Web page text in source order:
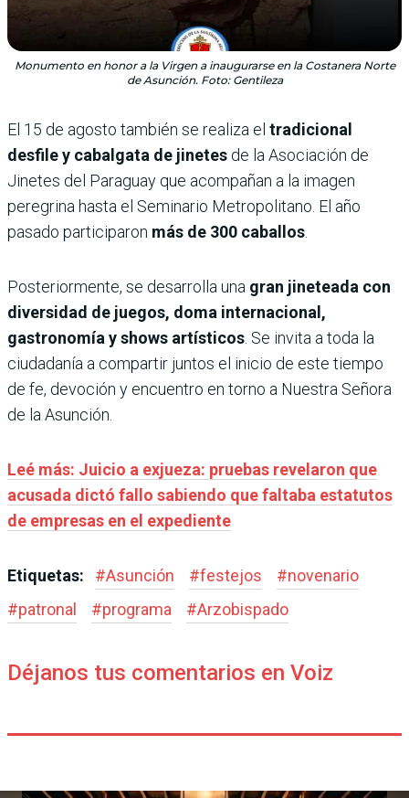
Monumento en honor a la Virgen a inaugurarse en la Costanera Norte
de Asunción. Foto: Gentileza
El 15 de agosto también se realiza el tradicional
desfile y cabalgata de jinetes de la Asociación de
Jinetes del Paraguay que acompañan a la imagen
peregrina hasta el Seminario Metropolitano. El año
pasado participaron más de 300 caballos.
Posteriormente, se desarrolla una gran jineteada con
diversidad de juegos, doma internacional,
gastronomía y shows artísticos. Se invita a toda la
ciudadanía a compartir juntos el inicio de este tiempo
de fe, devoción y encuentro en torno a Nuestra Señora
de la Asunción.
Leé más: Juicio a exjueza: pruebas revelaron que
acusada dictó fallo sabiendo que faltaba estatutos
de empresas en el expediente
Etiquetas: #Asunción #festejos #novenario
#patronal #programa #Arzobispado
Déjanos tus comentarios en Voiz